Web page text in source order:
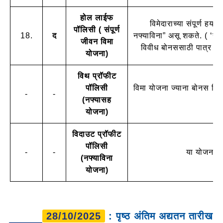
18. द
होल लाईफ
पॉलिसी ( संपूर्ण
जीवन विमा
योजना)
विमेदाराच्या संपूर्ण
नफ्याविना” असू शकते. (
विवीध बोनससाठी पात्र
- -
विथ प्रॉफीट
पॉलिसी
(नफ्यासह
योजना)
विमा योजना ज्याना बोनस
- -
विदाउट प्रॉफीट
पॉलिसी
(नफ्याविना
योजना)
या
28/10/2025 : पृष्ठ अंतिम अद्यतन तारीख